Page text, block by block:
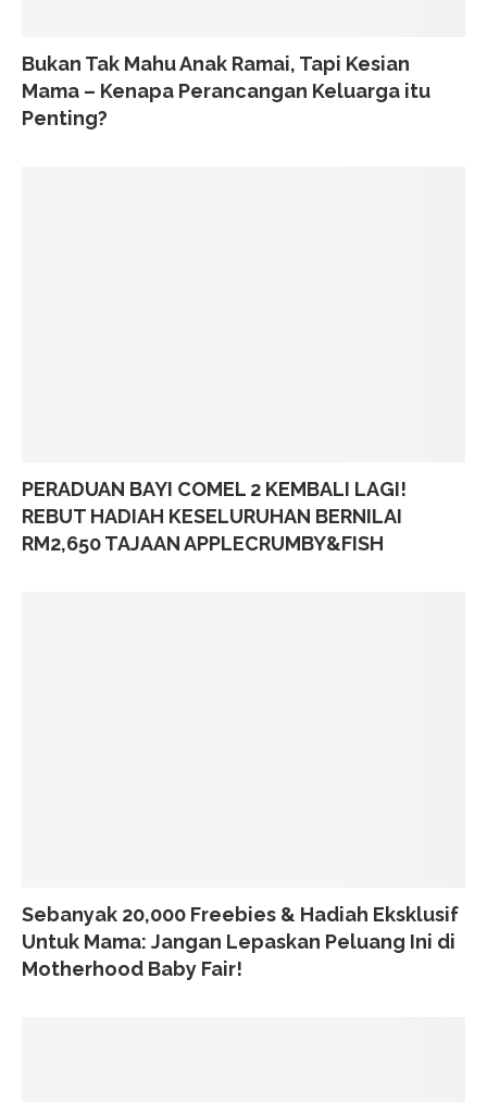
Bukan Tak Mahu Anak Ramai, Tapi Kesian
Mama – Kenapa Perancangan Keluarga itu
Penting?
PERADUAN BAYI COMEL 2 KEMBALI LAGI!
REBUT HADIAH KESELURUHAN BERNILAI
RM2,650 TAJAAN APPLECRUMBY&FISH
Sebanyak 20,000 Freebies & Hadiah Eksklusif
Untuk Mama: Jangan Lepaskan Peluang Ini di
Motherhood Baby Fair!